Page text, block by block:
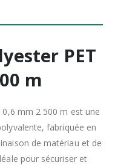
PET
m
mm 2 500 m est une
fabriquée en
de matériau et de
pour sécuriser et